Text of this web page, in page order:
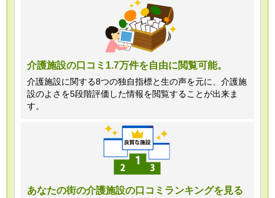
・当ホームページではご利用状況の統計
調査のためクッキー等を用いております
が、これによる個人情報の取得、利用は
行っておりません。
株式会社クリエイターズネクスト個人情
報保護管理者 窪田望
TEL:0120-21-7070
介護施設の口コミ1.7万件を自由に閲覧可能。
介護施設に関する8つの独自指標と生の声を元に、介護施
設のよさを5段階評価した情報を閲覧することが出来ま
す。
あなたの街の介護施設の口コミランキングを見る